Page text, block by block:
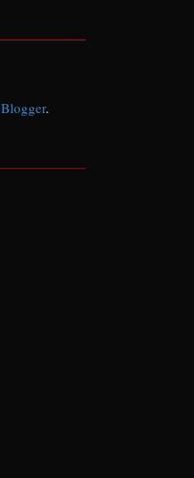
Blogger.